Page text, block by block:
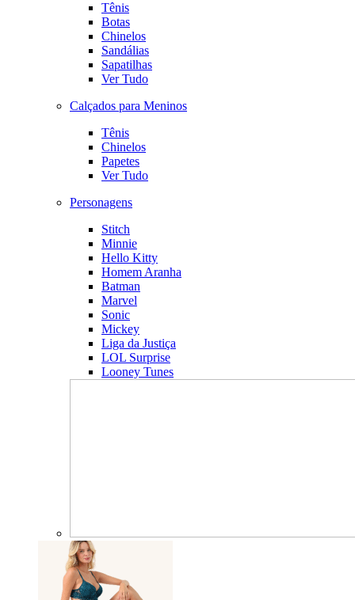
Tênis
Botas
Chinelos
Sandálias
Sapatilhas
Ver Tudo
Calçados para Meninos
Tênis
Chinelos
Papetes
Ver Tudo
Personagens
Stitch
Minnie
Hello Kitty
Homem Aranha
Batman
Marvel
Sonic
Mickey
Liga da Justiça
LOL Surprise
Looney Tunes